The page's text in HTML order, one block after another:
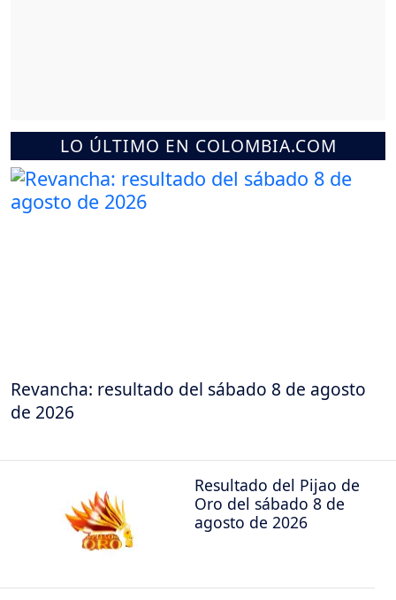
LO ÚLTIMO EN COLOMBIA.COM
Revancha: resultado del sábado 8 de agosto
de 2026
Resultado del Pijao de
Oro del sábado 8 de
agosto de 2026